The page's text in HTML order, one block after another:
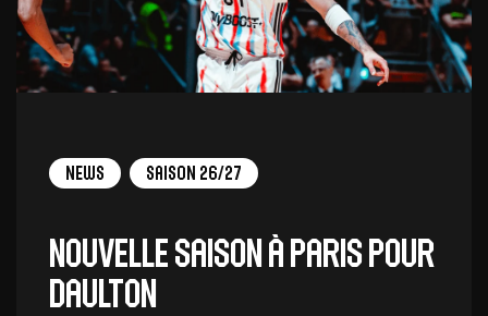
News Saison 26/27
Nouvelle saison à Paris pour
Daulton